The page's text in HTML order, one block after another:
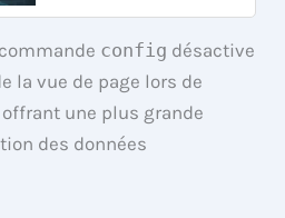
config désactive
la vue de page lors de
une plus grande
des données